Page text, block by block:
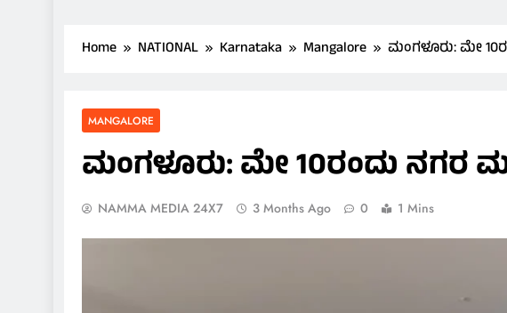
Home NATIONAL Karnataka Mangalore ಮಂಗಳೂರು: ಮೇ
MANGALORE
ಮಂಗಳೂರು: ಮೇ 10ರಂದು ನಗರ
NAMMA MEDIA 24X7 3 Months Ago 0 1 Mins